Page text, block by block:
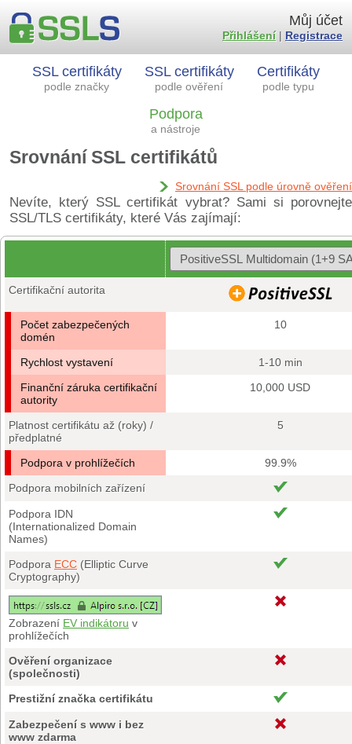
SSL certifikáty
podle značky
SSL certifikáty
podle ověření
Certifikáty
podle typu
Podpora
a nástroje
Můj účet
Přihlášení| Registrace
Srovnání SSL certifikátů
Srovnání SSL podle úrovně ověření
Nevíte, který SSL certifikát vybrat? Sami si porovnejte
SSL/TLS certifikáty, které Vás zajímají:
Certifikační autorita
Počet zabezpečených
domén
10
Rychlost vystavení
1-10 min
Finanční záruka certifikační
autority
10,000 USD
Platnost certifikátu až (roky) /
předplatné
5
Podpora v prohlížečích
99.9%
Podpora mobilních zařízení
Podpora IDN
(Internationalized Domain
Names)
Podpora ECC (Elliptic Curve
Cryptography)
Zobrazení EV indikátoru v
prohlížečích
Ověření organizace
(společnosti)
Prestižní značka certifikátu
Zabezpečení s www i bez
www zdarma